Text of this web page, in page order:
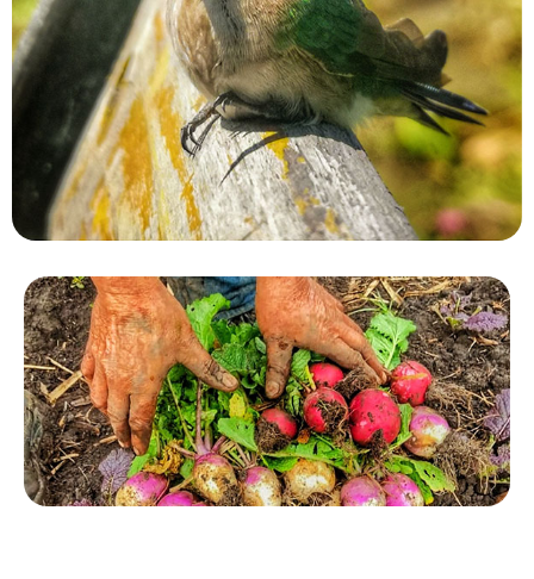
Eco-Glam
Desarrollamos un
de permacultura que
un ecosistema
y respetuoso de
elemento.Nuestra finca es
bello ecosistema donde
animales y plantas: